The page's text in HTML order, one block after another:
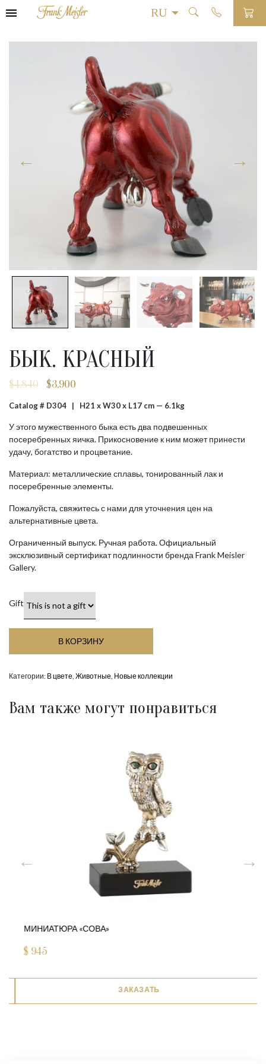
БЫК. КРАСНЫЙ
$4,840
Первоначальная
составляла
$3,900
$3,900.
Catalog # D304 | H21 x W30 x L17 cm — 6.1kg
У этого мужественного быка есть два подвешенных
посеребренных яичка. Прикосновение к ним может принести
удачу, богатство и процветание.
Материал: металлические сплавы, тонированный лак и
посеребренные элементы.
Пожалуйста, свяжитесь с нами для уточнения цен на
альтернативные цвета.
Ограниченный выпуск. Ручная работа. Официальный
эксклюзивный сертификат подлинности бренда Frank Meisler
Gallery.
Gift
В КОРЗИНУ
Категории: В цвете Животные Новые коллекции
Вам также могут понравиться
МИНИАТЮРА «СОВА»
945
ЗАКАЗАТЬ